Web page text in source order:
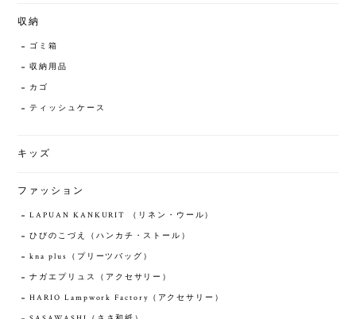
収納
ゴミ箱
収納用品
カゴ
ティッシュケース
キッズ
ファッション
LAPUAN KANKURIT （リネン・ウール）
ひびのこづえ（ハンカチ・ストール）
kna plus（プリーツバッグ）
ナガエプリュス（アクセサリー）
HARIO Lampwork Factory（アクセサリー）